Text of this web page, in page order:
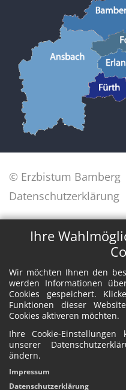
Ihre
Wir möchten Ihnen den
werden Informationen
Cookies gespeichert.
Funktionen dieser
Cookies aktiveren möchten.
Ihre Cookie-
unserer
ändern.
Impressum
Datenschutzerklärung
© Erzbistum Bamberg
Datenschutzerklärung